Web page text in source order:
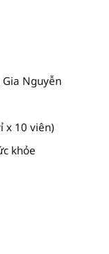
Gia Nguyễn
x 10 viên)
khỏe